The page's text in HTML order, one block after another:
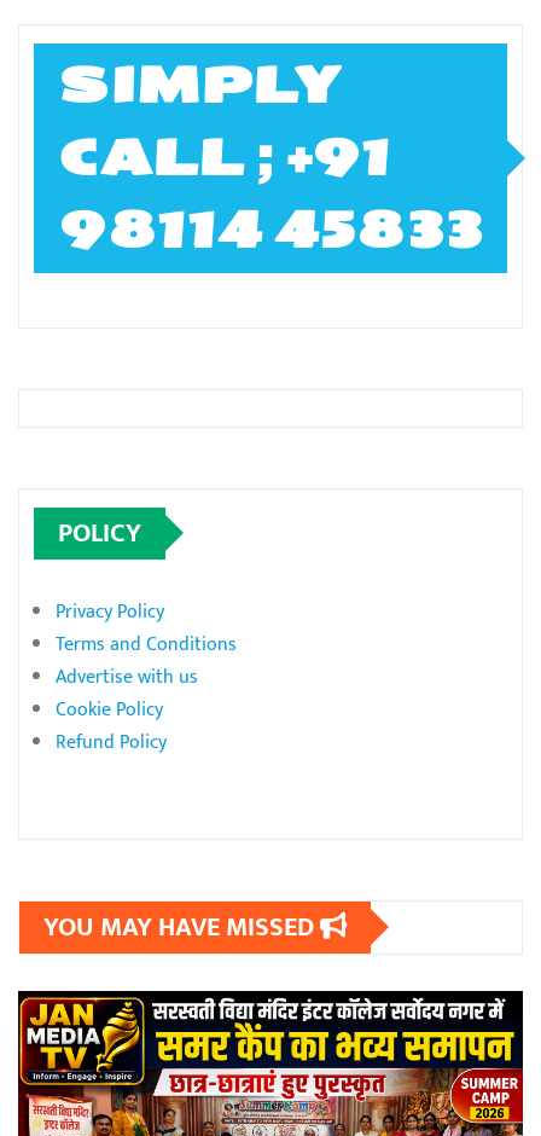
SIMPLY
CALL ; +91
98114 45833
POLICY
Privacy Policy
Terms and Conditions
Advertise with us
Cookie Policy
Refund Policy
YOU MAY HAVE MISSED